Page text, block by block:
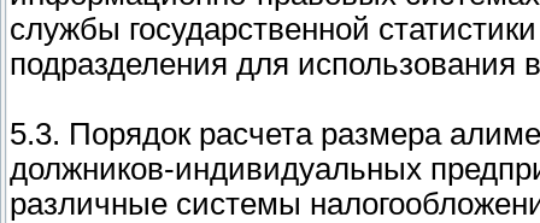
службы государственной
подразделения для использования
5.3. Порядок расчета размера
должников-индивидуальных
различные системы